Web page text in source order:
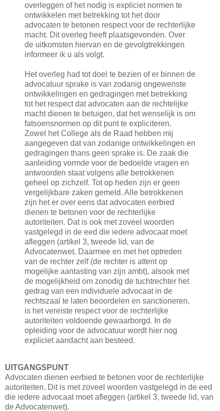
overleggen of het nodig is expliciet normen te
ontwikkelen met betrekking tot het door
advocaten te betonen respect voor de rechterlijke
macht. Dit overleg heeft plaatsgevonden. Over
de uitkomsten hiervan en de gevolgtrekkingen
informeer ik u als volgt.
Het overleg had tot doel te bezien of er binnen de
advocatuur sprake is van zodanig ongewenste
ontwikkelingen en gedragingen met betrekking
tot het respect dat advocaten aan de rechtelijke
macht dienen te betuigen, dat het wenselijk is om
fatsoensnormen op dit punt te expliciteren.
Zowel het College als de Raad hebben mij
aangegeven dat van zodanige ontwikkelingen en
gedragingen thans geen sprake is. De zaak die
aanleiding vormde voor de bedoelde vragen en
antwoorden staat volgens alle betrokkenen
geheel op zichzelf. Tot op heden zijn er geen
vergelijkbare zaken gemeld. Alle betrokkenen
zijn het er over eens dat advocaten eerbied
dienen te betonen voor de rechterlijke
autoriteiten. Dat is ook met zoveel woorden
vastgelegd in de eed die iedere advocaat moet
afleggen (artikel 3, tweede lid, van de
Advocatenwet. Daarmee en met het optreden
van de rechter zelf (de rechter is attent op
mogelijke aantasting van zijn ambt), alsook met
de mogelijkheid om zonodig de tuchtrechter het
gedrag van een individuele advocaat in de
rechtszaal te laten beoordelen en sanctioneren,
is het vereiste respect voor de rechterlijke
autoriteiten voldoende gewaarborgd. In de
opleiding voor de advocatuur wordt hier nog
expliciet aandacht aan besteed.
UITGANGSPUNT
Advocaten dienen eerbied te betonen voor de rechterlijke
autoriteiten. Dit is met zoveel woorden vastgelegd in de eed
die iedere advocaat moet afleggen (artikel 3, tweede lid, van
de Advocatenwet).